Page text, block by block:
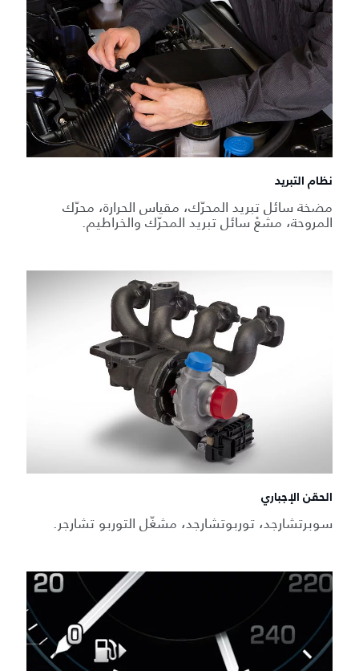
نظام التبريد
مضخة سائل تبريد المحرّك، مقياس الحرارة، محرّك
المروحة، مشعْ سائل تبريد المحرّك والخراطيم.
الحقن الإجباري
سوبرتشارجد، توربوتشارجد، مشغّل التوربو تشارجر.